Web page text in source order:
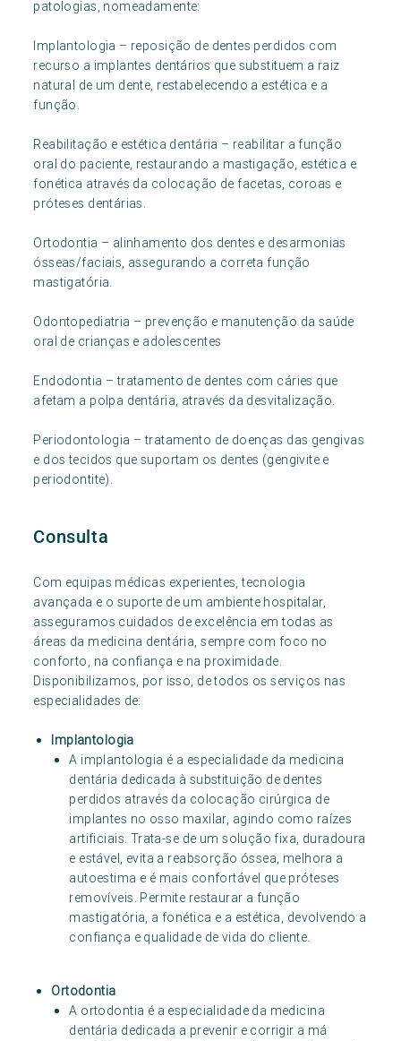
patologias, nomeadamente:
Implantologia – reposição de dentes perdidos com
recurso a implantes dentários que substituem a raiz
natural de um dente, restabelecendo a estética e a
função.
Reabilitação e estética dentária – reabilitar a função
oral do paciente, restaurando a mastigação, estética e
fonética através da colocação de facetas, coroas e
próteses dentárias.
Ortodontia – alinhamento dos dentes e desarmonias
ósseas/faciais, assegurando a correta função
mastigatória.
Odontopediatria – prevenção e manutenção da saúde
oral de crianças e adolescentes
Endodontia – tratamento de dentes com cáries que
afetam a polpa dentária, através da desvitalização.
Periodontologia – tratamento de doenças das gengivas
e dos tecidos que suportam os dentes (gengivite e
periodontite).
Consulta
Com equipas médicas experientes, tecnologia
avançada e o suporte de um ambiente hospitalar,
asseguramos cuidados de excelência em todas as
áreas da medicina dentária, sempre com foco no
conforto, na confiança e na proximidade.
Disponibilizamos, por isso, de todos os serviços nas
especialidades de:
Implantologia
A implantologia é a especialidade da medicina
dentária dedicada à substituição de dentes
perdidos através da colocação cirúrgica de
implantes no osso maxilar, agindo como raízes
artificiais. Trata-se de um solução fixa, duradoura
e estável, evita a reabsorção óssea, melhora a
autoestima e é mais confortável que próteses
removíveis. Permite restaurar a função
mastigatória, a fonética e a estética, devolvendo a
confiança e qualidade de vida do cliente.
Ortodontia
A ortodontia é a especialidade da medicina
dentária dedicada a prevenir e corrigir a má